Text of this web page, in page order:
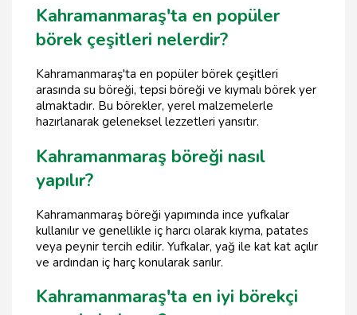
Kahramanmaraş'ta en popüler
börek çeşitleri nelerdir?
Kahramanmaraş'ta en popüler börek çeşitleri
arasında su böreği, tepsi böreği ve kıymalı börek yer
almaktadır. Bu börekler, yerel malzemelerle
hazırlanarak geleneksel lezzetleri yansıtır.
Kahramanmaraş böreği nasıl
yapılır?
Kahramanmaraş böreği yapımında ince yufkalar
kullanılır ve genellikle iç harcı olarak kıyma, patates
veya peynir tercih edilir. Yufkalar, yağ ile kat kat açılır
ve ardından iç harç konularak sarılır.
Kahramanmaraş'ta en iyi börekçi